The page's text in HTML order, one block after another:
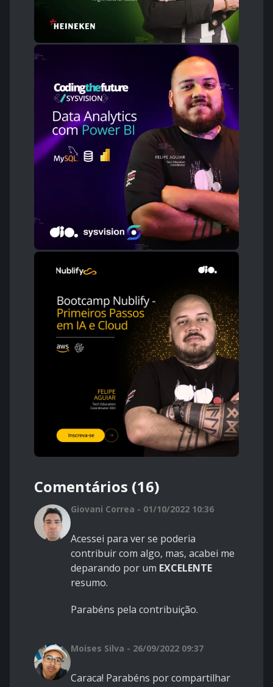
Comentários (16)
Giovani Correa - 01/10/2022 10:36
Acessei para ver se poderia
contribuir com algo, mas, acabei me
deparando por um EXCELENTE
resumo.
Parabéns pela contribuição.
Moises Silva - 26/09/2022 09:37
Caraca! Parabéns por compartilhar